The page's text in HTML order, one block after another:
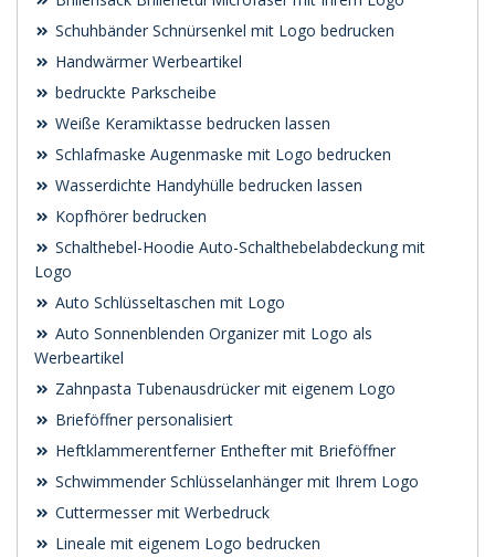
Schuhbänder Schnürsenkel mit Logo bedrucken
Handwärmer Werbeartikel
bedruckte Parkscheibe
Weiße Keramiktasse bedrucken lassen
Schlafmaske Augenmaske mit Logo bedrucken
Wasserdichte Handyhülle bedrucken lassen
Kopfhörer bedrucken
Schalthebel-Hoodie Auto-Schalthebelabdeckung mit
Logo
Auto Schlüsseltaschen mit Logo
Auto Sonnenblenden Organizer mit Logo als
Werbeartikel
Zahnpasta Tubenausdrücker mit eigenem Logo
Brieföffner personalisiert
Heftklammerentferner Enthefter mit Brieföffner
Schwimmender Schlüsselanhänger mit Ihrem Logo
Cuttermesser mit Werbedruck
Lineale mit eigenem Logo bedrucken